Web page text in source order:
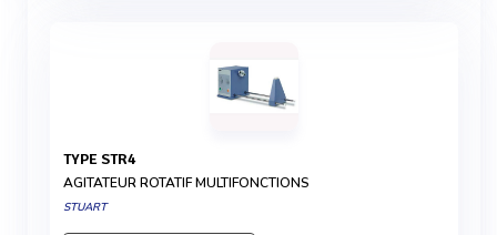
TYPE STR4
AGITATEUR ROTATIF MULTIFONCTIONS
STUART